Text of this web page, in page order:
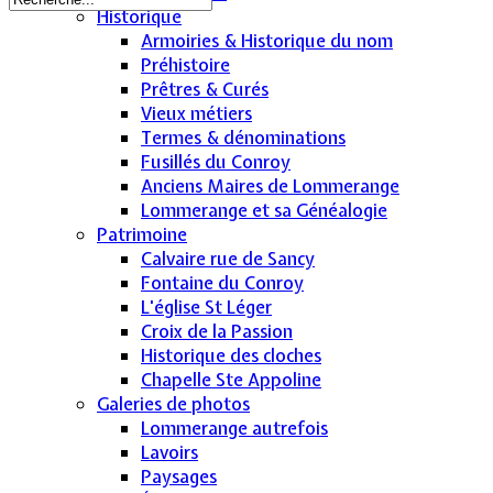
Historique
Armoiries & Historique du nom
Préhistoire
Prêtres & Curés
Vieux métiers
Termes & dénominations
Fusillés du Conroy
Anciens Maires de Lommerange
Lommerange et sa Généalogie
Patrimoine
Calvaire rue de Sancy
Fontaine du Conroy
L'église St Léger
Croix de la Passion
Historique des cloches
Chapelle Ste Appoline
Galeries de photos
Lommerange autrefois
Lavoirs
Paysages